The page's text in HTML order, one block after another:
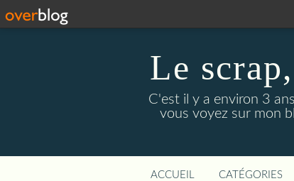
Le
C'est il y a environ 3
vous voyez sur mon
ACCUEIL CATÉGORIES